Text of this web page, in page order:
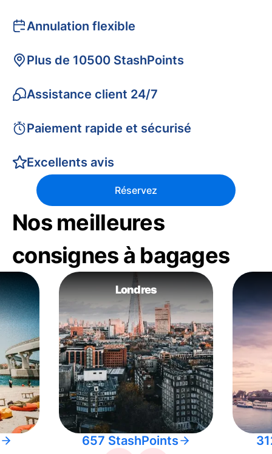
Annulation flexible
Plus de 10500 StashPoints
Assistance client 24/7
Paiement rapide et sécurisé
Excellents avis
Réservez
Nos meilleures
consignes à bagages
Londres
657 StashPoints